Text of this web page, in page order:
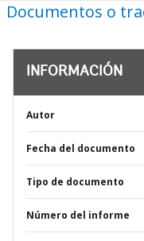
Documentos o
INFORMACIÓN
Autor
Fecha del documento
Tipo de documento
Número del informe